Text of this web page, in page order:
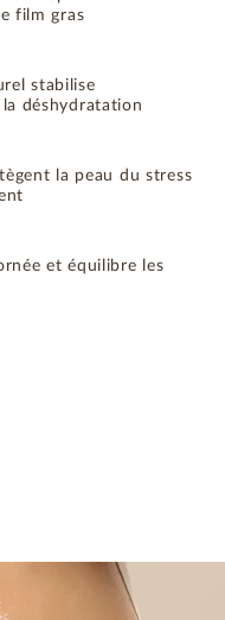
film gras
stabilise
déshydratation
la peau du stress
et équilibre les